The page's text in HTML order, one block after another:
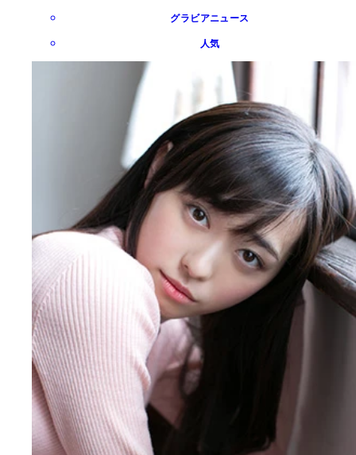
グラビアニュース
人気